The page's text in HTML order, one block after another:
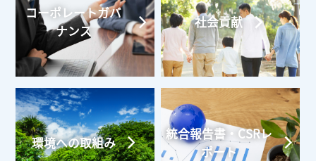
コーポレートガバ
ナンス
社会貢献
環境への取組み
統合報告書・CSRレ
ポート